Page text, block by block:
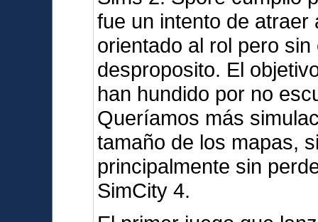
fue un intento de
orientado al rol pero
desproposito. El
han hundido por no
Queríamos más
tamaño de los mapas,
principalmente sin
SimCity 4.